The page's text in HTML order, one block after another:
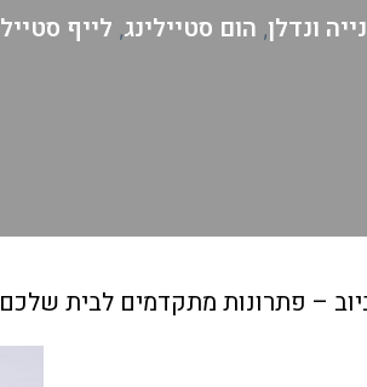
ונדלן, הום סטיילינג, לייף סטייל
ביוב – פתרונות מתקדמים לבית שלכם